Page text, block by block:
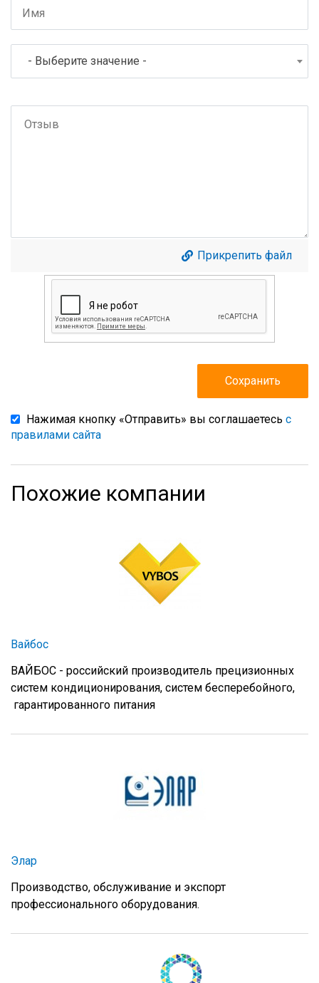
- Выберите значение -
Прикрепить файл
Нажимая кнопку «Отправить» вы соглашаетесь с
правилами сайта
Похожие компании
Вайбос
ВАЙБОС - российский производитель прецизионных
систем кондиционирования, систем бесперебойного,
гарантированного питания
Элар
Производство, обслуживание и экспорт
профессионального оборудования.